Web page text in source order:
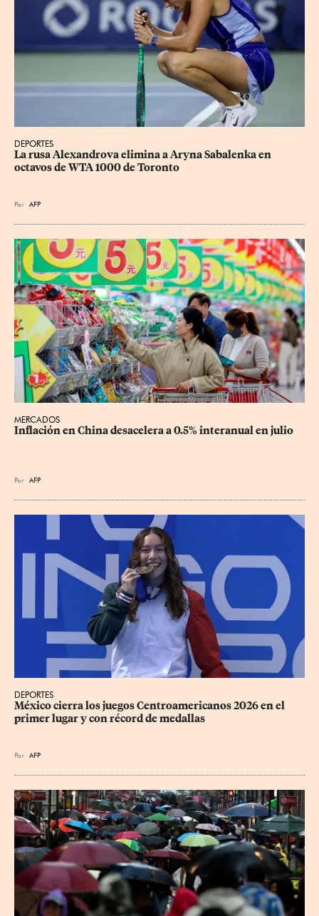
DEPORTES
La rusa Alexandrova elimina a Aryna Sabalenka en
octavos de WTA 1000 de Toronto
Por AFP
MERCADOS
Inflación en China desacelera a 0.5% interanual en julio
Por AFP
DEPORTES
México cierra los juegos Centroamericanos 2026 en el
primer lugar y con récord de medallas
Por AFP